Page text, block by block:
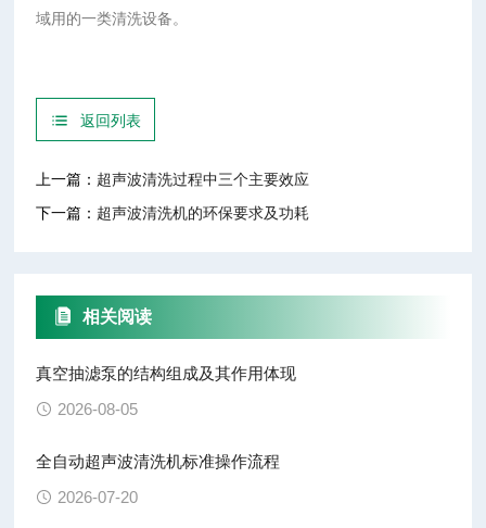
域用的一类清洗设备。
返回列表
上一篇： 超声波清洗过程中三个主要效应
下一篇： 超声波清洗机的环保要求及功耗
相关阅读
真空抽滤泵的结构组成及其作用体现
2026-08-05
全自动超声波清洗机标准操作流程
2026-07-20